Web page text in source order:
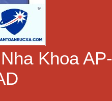
Khoa AP-